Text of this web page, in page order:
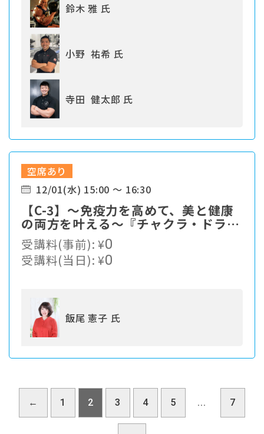
鈴木 雅 氏
小野 祐希 氏
寺田 健太郎 氏
空席あり
12/01(水) 15:00 ～ 16:30
【C-3】～免疫力を高めて、美と健康
の両方を叶える～『チャクラ・ドライ
ヘッド®』
受講料(事前):¥0
受講料(当日):¥0
飯尾 憲子 氏
← 1 2 3 4 5 ... 7